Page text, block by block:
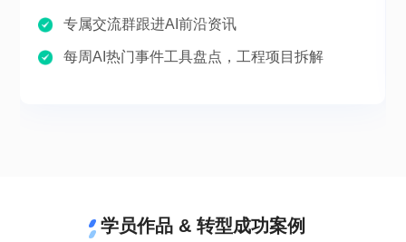
专属交流群跟进AI前沿资讯
每周AI热门事件工具盘点，工程项目拆解
学员作品 & 转型成功案例